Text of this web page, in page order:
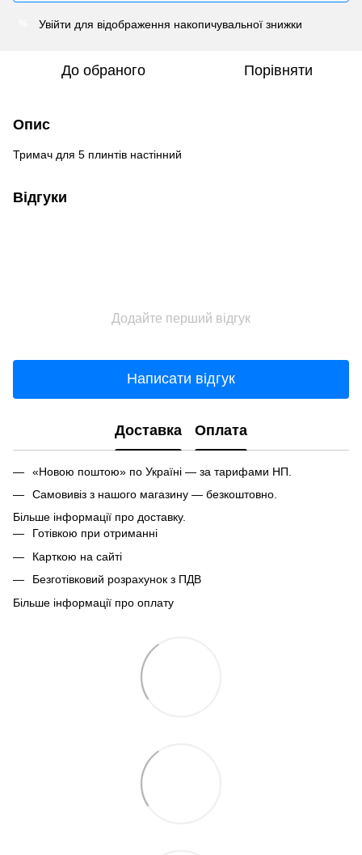
Увійти для відображення накопичувальної знижки
До обраного Порівняти
Опис
Тримач для 5 плинтiв настінний
Відгуки
Додайте перший відгук
Написати відгук
Доставка Оплата
«Новою поштою» по Україні — за тарифами НП.
Самовивіз з нашого магазину — безкоштовно.
Більше інформації про доставку.
Готівкою при отриманні
Карткою на сайті
Безготівковий розрахунок з ПДВ
Більше інформації про оплату